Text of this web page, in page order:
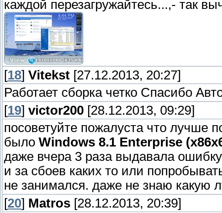
каждой перезагружайтесь...,- так
[18] Vitekst [27.12.2013, 20:27]
Работает сборка четко Спасибо
[19] victor200 [28.12.2013, 09:29]
посоветуйте пожалуста что лучше
было Windows 8.1 Enterprise
даже вчера 3 раза выдавала
и за сбоев каких то или
не занимался. даже не знаю какую
[20] Matros [28.12.2013, 20:39]